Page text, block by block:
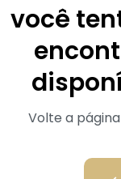
você
Volte a